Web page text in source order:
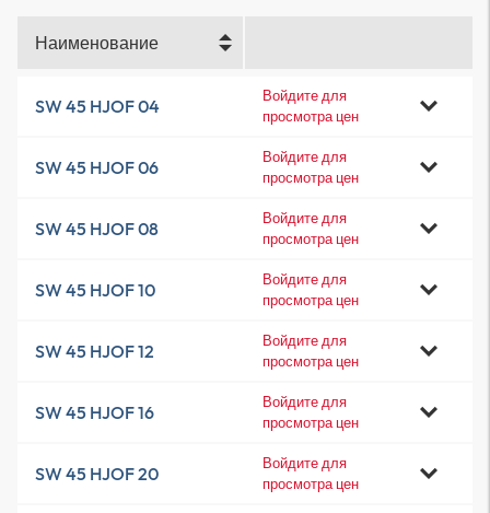
Наименование
SW 45 HJOF 04
Войдите для
просмотра цен
SW 45 HJOF 06
Войдите для
просмотра цен
SW 45 HJOF 08
Войдите для
просмотра цен
SW 45 HJOF 10
Войдите для
просмотра цен
SW 45 HJOF 12
Войдите для
просмотра цен
SW 45 HJOF 16
Войдите для
просмотра цен
SW 45 HJOF 20
Войдите для
просмотра цен